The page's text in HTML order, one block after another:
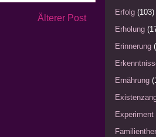
Älterer Post
Erfolg (103)
Erholung
Erinnerung
Ernährung